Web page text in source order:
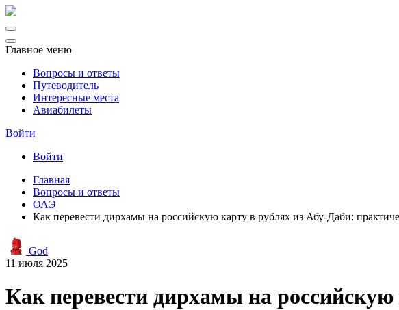
Главное меню
Вопросы и ответы
Путеводитель
Интересные места
Авиабилеты
Войти
Войти
Главная
Вопросы и ответы
ОАЭ
Как перевести дирхамы на российскую карту в рублях из Абу-Даби:
God
11 июля 2025
Как перевести дирхамы на